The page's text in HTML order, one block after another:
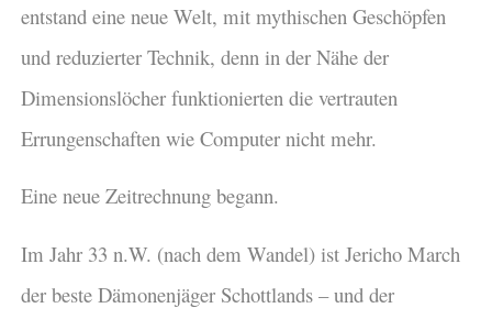
entstand eine neue Welt, mit mythischen Geschöpfen
und reduzierter Technik, denn in der Nähe der
Dimensionslöcher funktionierten die vertrauten
Errungenschaften wie Computer nicht mehr.
Eine neue Zeitrechnung begann.
Im Jahr 33 n.W. (nach dem Wandel) ist Jericho March
der beste Dämonenjäger Schottlands – und der